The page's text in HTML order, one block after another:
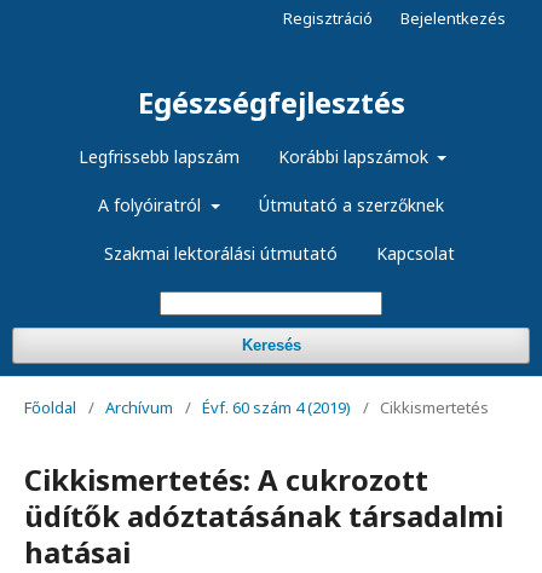
Egészségfejlesztés
Legfrissebb lapszám Korábbi lapszámok
A folyóiratról Útmutató a szerzőknek
Szakmai lektorálási útmutató Kapcsolat
Keresés
Regisztráció Bejelentkezés
Főoldal / Archívum / Évf. 60 szám 4 (2019) / Cikkismertetés
Cikkismertetés: A cukrozott
üdítők adóztatásának társadalmi
hatásai